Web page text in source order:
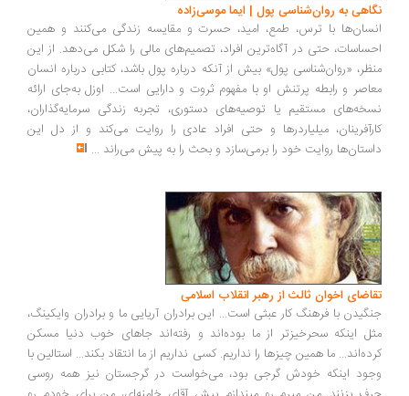
به روان‌شناسی پول | ایما موسی‌زاده
با ترس، طمع، امید، حسرت و مقایسه زندگی می‌کنند و همین
حتی در آگاه‌ترین افراد، تصمیم‌های مالی را شکل می‌دهد. از این
«روان‌شناسی پول» بیش از آنکه درباره پول باشد، کتابی درباره انسان
و رابطه پرتنش او با مفهوم ثروت و دارایی است... اوزل به‌جای ارائه
مستقیم یا توصیه‌های دستوری، تجربه زندگی سرمایه‌گذاران،
میلیاردرها و حتی افراد عادی را روایت می‌کند و از دل این
روایت خود را برمی‌سازد و بحث را به پیش می‌راند...
اخوان ثالث از رهبر انقلاب اسلامی
با فرهنگ کار عبثی است... این برادران آریایی ما و برادران وایکینگ،
اینکه سحرخیزتر از ما بوده‌اند و رفته‌اند جاهای خوب دنیا مسکن
ما همین چیزها را نداریم. کسی نداریم از ما انتقاد بکند... استالین با
اینکه خودش گرجی بود، می‌خواست در گرجستان نیز همه روسی